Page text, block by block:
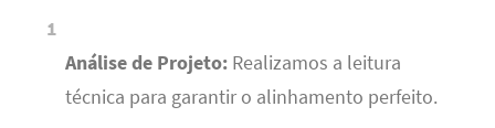
Análise de Projeto:Realizamos a leitura
técnica para garantir o alinhamento perfeito.